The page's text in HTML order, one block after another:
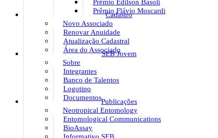
Prêmio Edilson Basoli
Prêmio Flávio Moscardi
Cadastro
Novo Associado
Renovar Anuidade
Atualização Cadastral
Área do Associado
SEB Jovem
Sobre
Integrantes
Banco de Talentos
Logotipo
DocumentosPublicações
Neotropical Entomology
Entomological Communications
BioAssay